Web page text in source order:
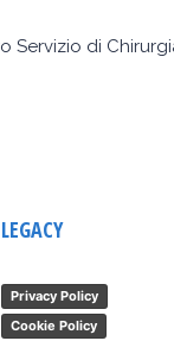
Servizio di
LEGACY
Privacy Policy
Cookie Policy